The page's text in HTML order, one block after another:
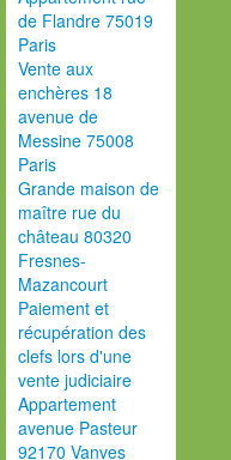
de Flandre 75019
Paris
Vente aux
enchères 18
avenue de
Messine 75008
Paris
Grande maison de
maître rue du
château 80320
Fresnes-
Mazancourt
Paiement et
récupération des
clefs lors d'une
vente judiciaire
Appartement
avenue Pasteur
92170 Vanves